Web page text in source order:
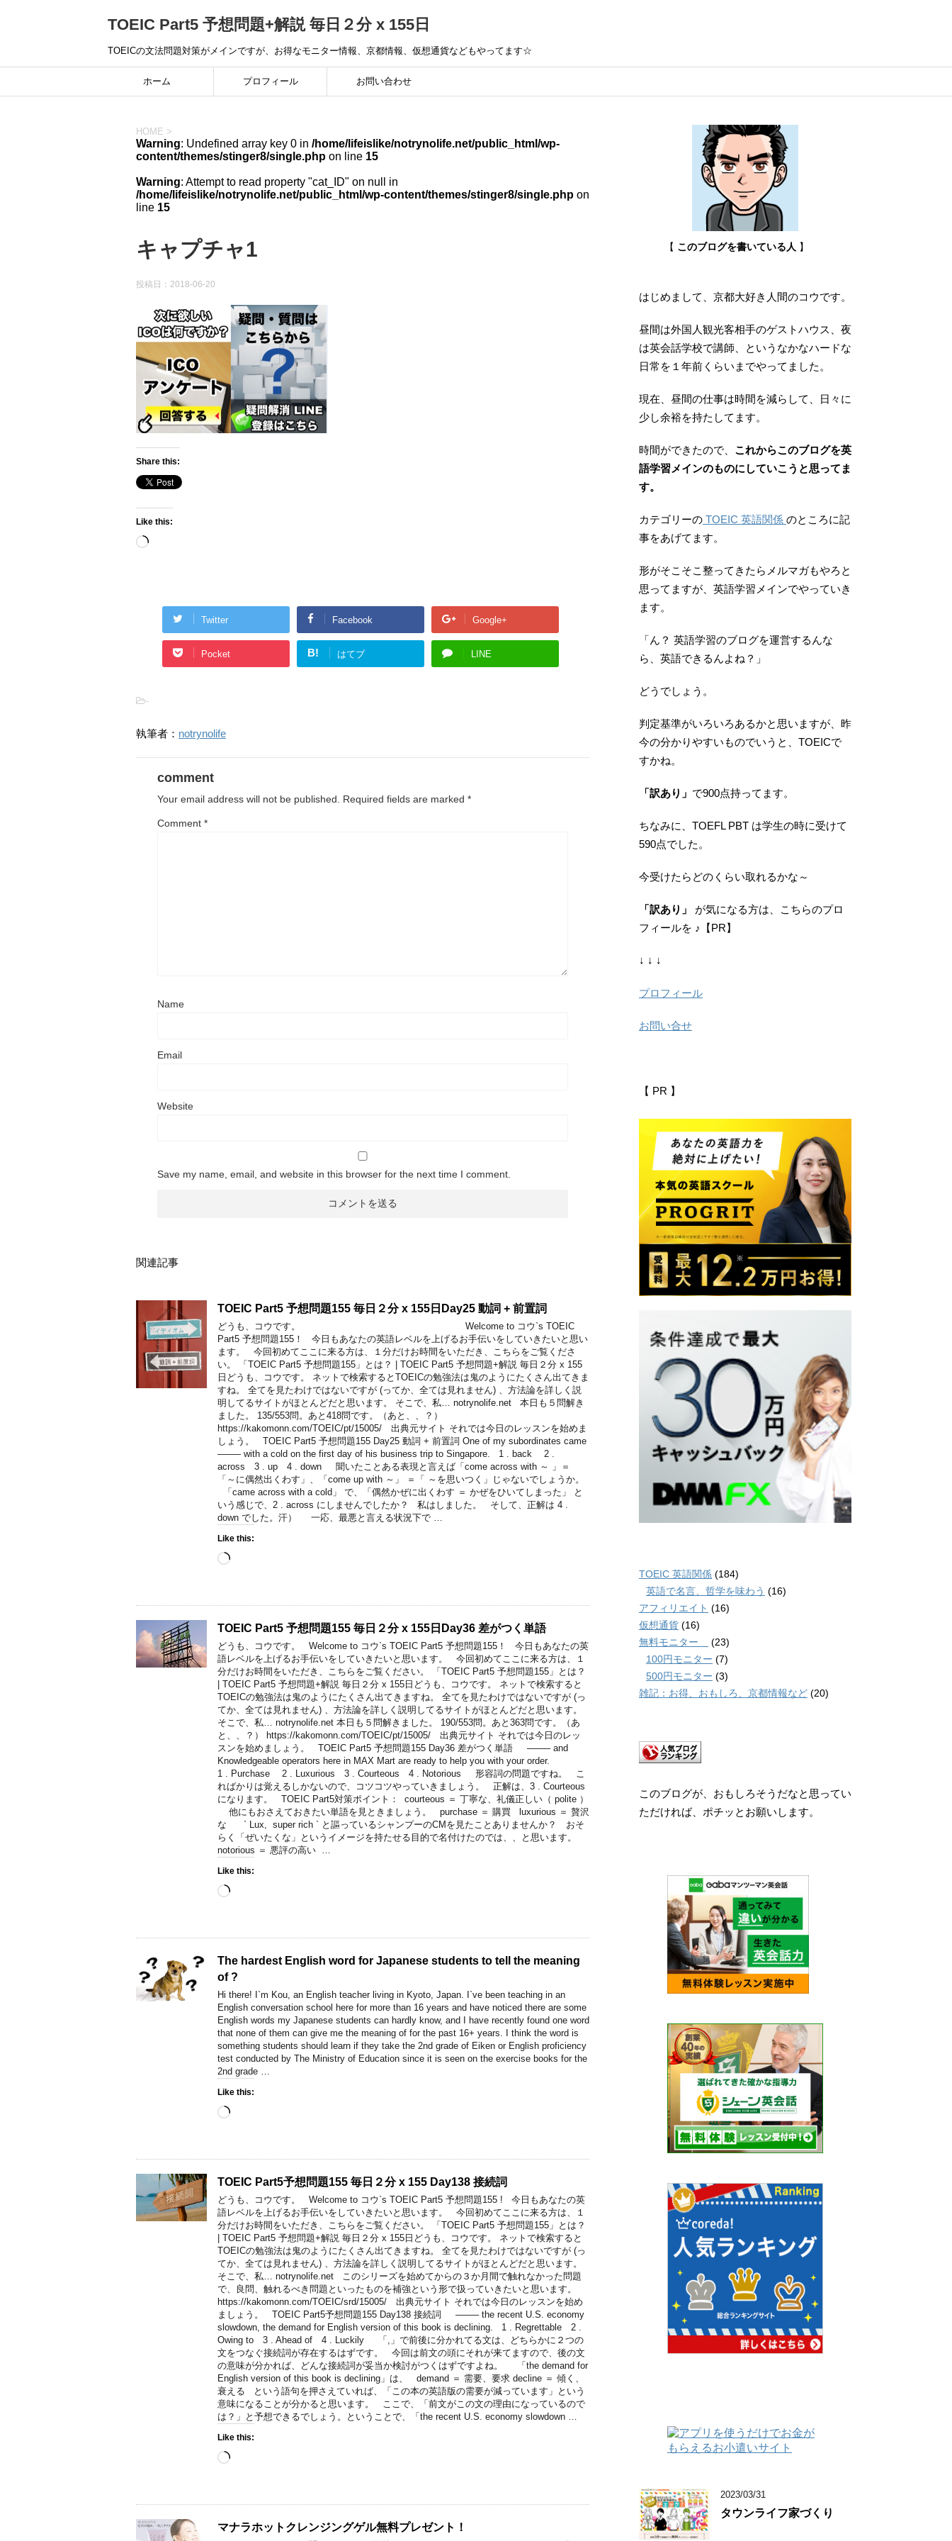
TOEIC Part5 予想問題+解説 毎日２分 x 155日
TOEICの文法問題対策がメインですが、お得なモニター情報、京都情報、仮想通貨などもやってます☆
ホーム プロフィール お問い合わせ
HOME >
Warning: Undefined array key 0 in /home/lifeislike/notrynolife.net/public_html/wp-
content/themes/stinger8/single.php on line 15
Warning: Attempt to read property "cat_ID" on null in
/home/lifeislike/notrynolife.net/public_html/wp-content/themes/stinger8/single.php on
line 15
キャプチャ1
投稿日： 2018-06-20
Share this:
Like this:
Loading…
Twitter Facebook Google+
Pocket B! はてブ LINE
-
執筆者： notrynolife
comment
Your email address will not be published. Required fields are marked *
Comment *
Name
Email
Website
Save my name, email, and website in this browser for the next time I comment.
関連記事
TOEIC Part5 予想問題155 毎日２分 x 155日Day25 動詞 + 前置詞
どうも、コウです。 Welcome to コウ`s TOEIC
Part5 予想問題155！ 今日もあなたの英語レベルを上げるお手伝いをしていきたいと思い
ます。 今回初めてここに来る方は、１分だけお時間をいただき、こちらをご覧くださ
い。 「TOEIC Part5 予想問題155」とは？ | TOEIC Part5 予想問題+解説 毎日２分 x 155
日どうも、コウです。 ネットで検索するとTOEICの勉強法は鬼のようにたくさん出てきま
すね。 全てを見たわけではないですが (ってか、全ては見れません) 、方法論を詳しく説
明してるサイトがほとんどだと思います。 そこで、私… notrynolife.net 本日も５問解き
ました。 135/553問。あと418問です。（あと、、？）
https://kakomonn.com/TOEIC/pt/15005/ 出典元サイト それでは今日のレッスンを始めま
しょう。 TOEIC Part5 予想問題155 Day25 動詞 + 前置詞 One of my subordinates came
——– with a cold on the first day of his business trip to Singapore. 1 . back 2 .
across 3 . up 4 . down 聞いたことある表現と言えば「come across with ～ 」＝
「～に偶然出くわす」、「come up with ～」 ＝「 ～を思いつく」じゃないでしょうか。
「came across with a cold」 で、「偶然かぜに出くわす ＝ かぜをひいてしまった」 と
いう感じで、2 . across にしませんでしたか？ 私はしました。 そして、正解は 4 .
down でした。汗） 一応、最悪と言える状況下で …
Like this:
Loading…
TOEIC Part5 予想問題155 毎日２分 x 155日Day36 差がつく単語
どうも、コウです。 Welcome to コウ`s TOEIC Part5 予想問題155！ 今日もあなたの英
語レベルを上げるお手伝いをしていきたいと思います。 今回初めてここに来る方は、１
分だけお時間をいただき、こちらをご覧ください。 「TOEIC Part5 予想問題155」とは？
| TOEIC Part5 予想問題+解説 毎日２分 x 155日どうも、コウです。 ネットで検索すると
TOEICの勉強法は鬼のようにたくさん出てきますね。 全てを見たわけではないですが (っ
てか、全ては見れません) 、方法論を詳しく説明してるサイトがほとんどだと思います。
そこで、私… notrynolife.net 本日も５問解きました。 190/553問。あと363問です。（あ
と、、？） https://kakomonn.com/TOEIC/pt/15005/ 出典元サイト それでは今日のレッ
スンを始めましょう。 TOEIC Part5 予想問題155 Day36 差がつく単語 ——– and
Knowledgeable operators here in MAX Mart are ready to help you with your order.
1 . Purchase 2 . Luxurious 3 . Courteous 4 . Notorious 形容詞の問題ですね。 こ
ればかりは覚えるしかないので、コツコツやっていきましょう。 正解は、3 . Courteous
になります。 TOEIC Part5対策ポイント： courteous ＝ 丁寧な、礼儀正しい（ polite ）
他にもおさえておきたい単語を見ときましょう。 purchase ＝ 購買 luxurious ＝ 贅沢
な ` Lux, super rich ` と謳っているシャンプーのCMを見たことありませんか？ おそ
らく「ぜいたくな」というイメージを持たせる目的で名付けたのでは、、と思います。
notorious ＝ 悪評の高い …
Like this:
Loading…
The hardest English word for Japanese students to tell the meaning
of ?
Hi there! I`m Kou, an English teacher living in Kyoto, Japan. I`ve been teaching in an
English conversation school here for more than 16 years and have noticed there are some
English words my Japanese students can hardly know, and I have recently found one word
that none of them can give me the meaning of for the past 16+ years. I think the word is
something students should learn if they take the 2nd grade of Eiken or English proficiency
test conducted by The Ministry of Education since it is seen on the exercise books for the
2nd grade …
Like this:
Loading…
TOEIC Part5予想問題155 毎日２分 x 155 Day138 接続詞
どうも、コウです。 Welcome to コウ`s TOEIC Part5 予想問題155 ! 今日もあなたの英
語レベルを上げるお手伝いをしていきたいと思います。 今回初めてここに来る方は、１
分だけお時間をいただき、こちらをご覧ください。 「TOEIC Part5 予想問題155」とは？
| TOEIC Part5 予想問題+解説 毎日２分 x 155日どうも、コウです。 ネットで検索すると
TOEICの勉強法は鬼のようにたくさん出てきますね。 全てを見たわけではないですが (っ
てか、全ては見れません) 、方法論を詳しく説明してるサイトがほとんどだと思います。
そこで、私… notrynolife.net このシリーズを始めてからの３か月間で触れなかった問題
で、良問、触れるべき問題といったものを補強という形で扱っていきたいと思います。
https://kakomonn.com/TOEIC/srd/15005/ 出典元サイト それでは今日のレッスンを始め
ましょう。 TOEIC Part5予想問題155 Day138 接続詞 ——– the recent U.S. economy
slowdown, the demand for English version of this book is declining. 1 . Regrettable 2 .
Owing to 3 . Ahead of 4 . Luckily 「,」で前後に分かれてる文は、どちらかに２つの
文をつなぐ接続詞が存在するはずです。 今回は前文の頭にそれが来てますので、後の文
の意味が分かれば、どんな接続詞が妥当か検討がつくはずですよね。 「the demand for
English version of this book is declining」は、 demand ＝ 需要、要求 decline ＝ 傾く、
衰える という語句を押さえていれば、「この本の英語版の需要が減っています」という
意味になることが分かると思います。 ここで、「前文がこの文の理由になっているので
は？」と予想できるでしょう。ということで、「the recent U.S. economy slowdown …
Like this:
Loading…
マナラホットクレンジングゲル無料プレゼント！
【 このブログを書いている人 】
はじめまして、京都大好き人間のコウです。
昼間は外国人観光客相手のゲストハウス、夜
は英会話学校で講師、というなかなハードな
日常を１年前くらいまでやってました。
現在、昼間の仕事は時間を減らして、日々に
少し余裕を持たしてます。
時間ができたので、 これからこのブログを英
語学習メインのものにしていこうと思ってま
す。
カテゴリーの TOEIC 英語関係 のところに記
事をあげてます。
形がそこそこ整ってきたらメルマガもやろと
思ってますが、英語学習メインでやっていき
ます。
「ん？ 英語学習のブログを運営するんな
ら、英語できるんよね？」
どうでしょう。
判定基準がいろいろあるかと思いますが、昨
今の分かりやすいものでいうと、TOEICで
すかね。
「訳あり」 で900点持ってます。
ちなみに、TOEFL PBT は学生の時に受けて
590点でした。
今受けたらどのくらい取れるかな～
「訳あり」
が気になる方は、こちらのプロ
フィールを ♪【PR】
↓ ↓ ↓
プロフィール
お問い合せ
【 PR 】
TOEIC 英語関係 (184)
英語で名言、哲学を味わう (16)
アフィリエイト (16)
仮想通貨 (16)
無料モニター
(23)
100円モニター (7)
500円モニター (3)
雑記：お得、おもしろ、京都情報など (20)
このブログが、おもしろそうだなと思ってい
ただければ、ポチッとお願いします。